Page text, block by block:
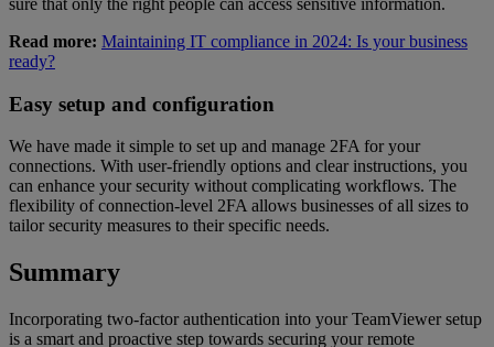
sure that only the right people can access sensitive information.
Read more: Maintaining IT compliance in 2024: Is your business
ready?
Easy setup and configuration
We have made it simple to set up and manage 2FA for your
connections. With user-friendly options and clear instructions, you
can enhance your security without complicating workflows. The
flexibility of connection-level 2FA allows businesses of all sizes to
tailor security measures to their specific needs.
Summary
Incorporating two-factor authentication into your TeamViewer setup
is a smart and proactive step towards securing your remote